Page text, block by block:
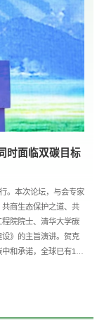
时面临双碳目标
。本次论坛，与会专家
商生态保护之道、共
院院士、清华大学碳
》的主旨演讲。贺克
和承诺，全球已有150